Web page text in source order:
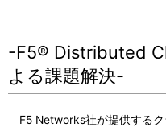
-F5® Distributed
よる課題解決-
F5 Networks社が提供する